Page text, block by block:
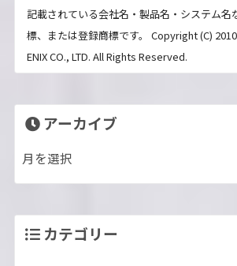
記載されている会社名・製品名・システム名
標、または登録商標です。 Copyright (C)
ENIX CO., LTD. All Rights Reserved.
アーカイブ
カテゴリー